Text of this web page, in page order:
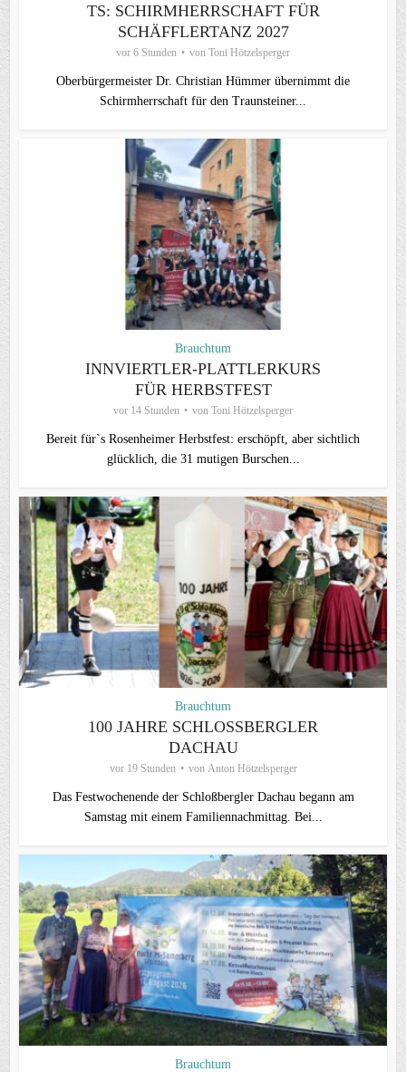
TS: SCHIRMHERRSCHAFT FÜR
SCHÄFFLERTANZ 2027
vor 6 Stunden von Toni Hötzelsperger
Oberbürgermeister Dr. Christian Hümmer übernimmt die
Schirmherrschaft für den Traunsteiner...
Brauchtum
INNVIERTLER-PLATTLERKURS
FÜR HERBSTFEST
vor 14 Stunden von Toni Hötzelsperger
Bereit für`s Rosenheimer Herbstfest: erschöpft, aber sichtlich
glücklich, die 31 mutigen Burschen...
Brauchtum
100 JAHRE SCHLOSSBERGLER D
ACHAU
vor 19 Stunden von Anton Hötzelsperger
Das Festwochenende der Schloßbergler Dachau begann am
Samstag mit einem Familiennachmittag. Bei...
Brauchtum